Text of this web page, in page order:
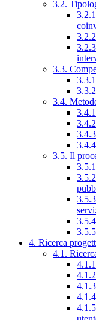
3.2.
3.3.
3.4.
3.5. Il
4. Ricerca
4.1.